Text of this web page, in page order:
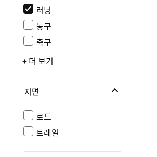
러닝
농구
축구
+ 더 보기
지면
로드
트레일